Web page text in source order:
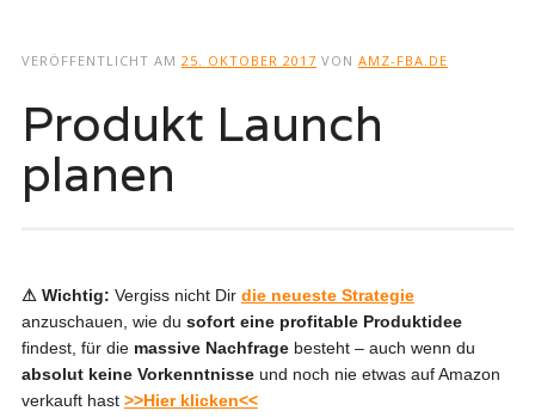
VERÖFFENTLICHT AM 25. OKTOBER 2017 VON AMZ-FBA.DE
Produkt Launch
planen
⚠ Wichtig: Vergiss nicht Dir die neueste Strategie
anzuschauen, wie du sofort eine profitable Produktidee
findest, für die massive Nachfragebesteht – auch wenn du
absolut keine Vorkenntnisse und noch nie etwas auf Amazon
verkauft hast >>Hier klicken<<